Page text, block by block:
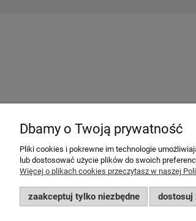
Dbamy o Twoją prywatność
Pliki cookies i pokrewne im technologie
lub dostosować użycie plików do swoich
Więcej o plikach cookies przeczytasz w naszej
zaakceptuj tylko niezbędne dostosuj